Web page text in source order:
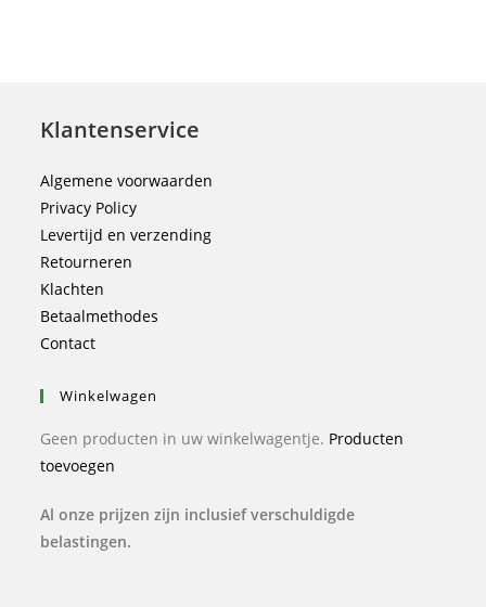
Klantenservice
Algemene voorwaarden
Privacy Policy
Levertijd en verzending
Retourneren
Klachten
Betaalmethodes
Contact
Winkelwagen
Geen producten in uw winkelwagentje. Producten
toevoegen
Al onze prijzen zijn inclusief verschuldigde
belastingen.